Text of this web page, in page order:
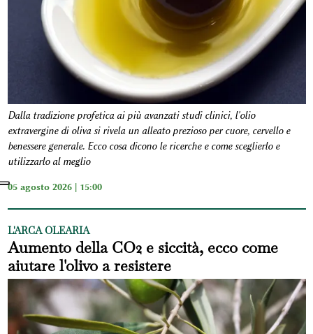
Dalla tradizione profetica ai più avanzati studi clinici, l'olio
extravergine di oliva si rivela un alleato prezioso per cuore, cervello e
benessere generale. Ecco cosa dicono le ricerche e come sceglierlo e
utilizzarlo al meglio
05 agosto 2026 | 15:00
L'ARCA OLEARIA
Aumento della CO2 e siccità, ecco come
aiutare l'olivo a resistere